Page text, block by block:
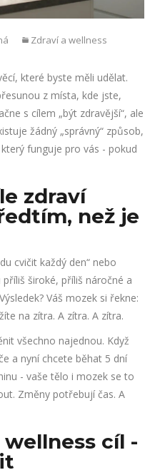
Zdraví a wellness
které byste měli udělat.
z místa, kde jste,
s cílem „být zdravější“, ale
žádný „správný“ způsob,
funguje pro vás - pokud
zdraví
než je
cvičit každý den“ nebo
široké, příliš náročné a
Váš mozek si řekne:
na zítra. A zítra. A zítra.
všechno najednou. Když
a nyní chcete běhat 5 dní
- vaše tělo i mozek se to
Změny potřebují čas. A
cíl -